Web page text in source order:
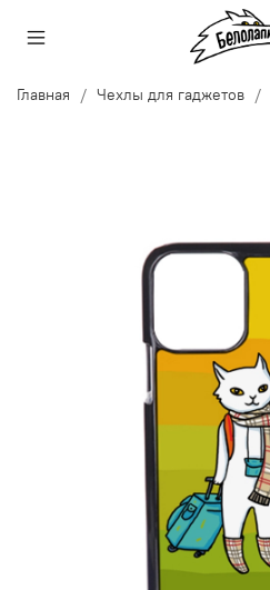
Главная Чехлы для гаджетов